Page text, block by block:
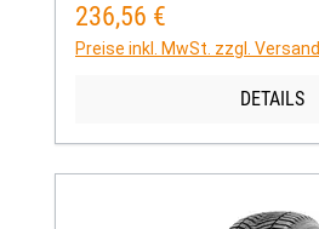
Regulärer Preis:
236,56 €
Preise inkl. MwSt. zzgl.
DETAILS